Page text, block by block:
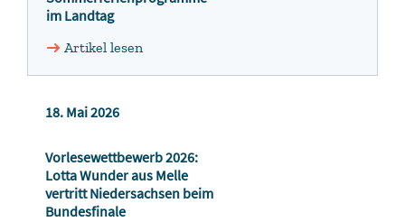
im Landtag
Artikel lesen
18. Mai 2026
Vorlesewettbewerb 2026:
Lotta Wunder aus Melle
vertritt Niedersachsen beim
Bundesfinale